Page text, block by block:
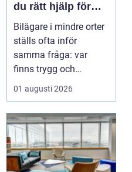
du rätt hjälp för
din bil
Bilägare i mindre orter
ställs ofta inför
samma fråga: var
finns trygg och
prisvärd hjälp när bilen
01 augusti 2026